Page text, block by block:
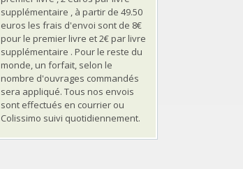
supplémentaire , à partir de 49.50
euros les frais d'envoi sont de 8€
pour le premier livre et 2€ par livre
supplémentaire . Pour le reste du
monde, un forfait, selon le
nombre d'ouvrages commandés
sera appliqué. Tous nos envois
sont effectués en courrier ou
Colissimo suivi quotidiennement.